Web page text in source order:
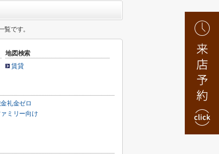
です。
地図検索
賃貸
金礼金ゼロ
ァミリー向け